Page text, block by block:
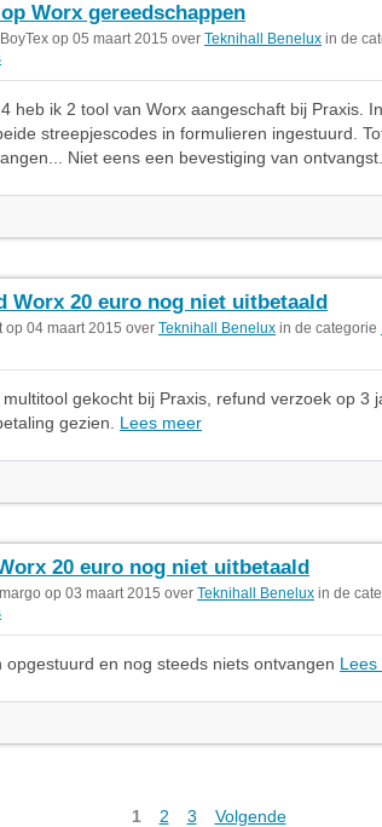
Worx gereedschappen
op 05 maart 2015 over Teknihall Benelux in de
heb ik 2 tool van Worx aangeschaft bij Praxis.
streepjescodes in formulieren ingestuurd.
Niet eens een bevestiging van ontvangst..
Worx 20 euro nog niet uitbetaald
op 04 maart 2015 over Teknihall Benelux in de categorie
gekocht bij Praxis, refund verzoek op 3
gezien. Lees meer
20 euro nog niet uitbetaald
op 03 maart 2015 over Teknihall Benelux in de
opgestuurd en nog steeds niets ontvangen Lees
1 2 3 Volgende